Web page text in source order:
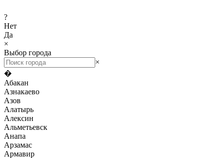
?
Нет
Да
×
Выбор города
×
�
Абакан
Азнакаево
Азов
Алатырь
Алексин
Альметьевск
Анапа
Арзамас
Армавир